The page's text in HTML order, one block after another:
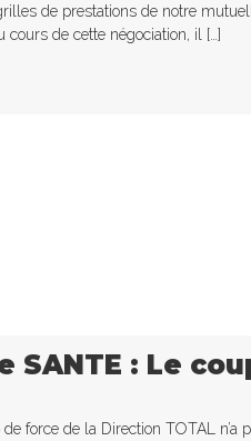
de prestations de notre
cours de cette négociation, il […]
SANTE : Le
force de la Direction TOTAL